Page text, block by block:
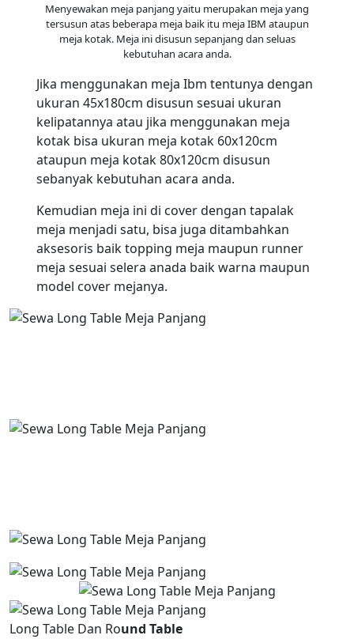
Menyewakan meja panjang yaitu merupakan meja yang
tersusun atas beberapa meja baik itu meja IBM ataupun
meja kotak. Meja ini disusun sepanjang dan seluas
kebutuhan acara anda.
Jika menggunakan meja Ibm tentunya dengan
ukuran 45x180cm disusun sesuai ukuran
kelipatannya atau jika menggunakan meja
kotak bisa ukuran meja kotak 60x120cm
ataupun meja kotak 80x120cm disusun
sebanyak kebutuhan acara anda.
Kemudian meja ini di cover dengan tapalak
meja menjadi satu, bisa juga ditambahkan
aksesoris baik topping meja maupun runner
meja sesuai selera anada baik warna maupun
model cover mejanya.
Long Table Dan Round Table